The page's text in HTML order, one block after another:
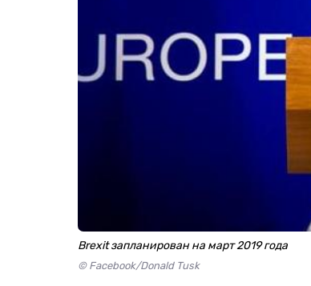
Brexit запланирован на март 2019 года
© Facebook/Donald Tusk